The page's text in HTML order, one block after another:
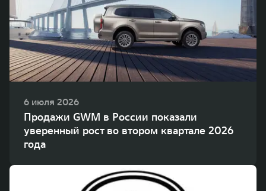
WEY 80
Масштаб возможностей
от 6 449 000 ₽
WEY 80 Лаундж
Масштаб возможностей
от 8 099 000 ₽
6 июля 2026
Продажи GWM в России показали
уверенный рост во втором квартале 2026
года